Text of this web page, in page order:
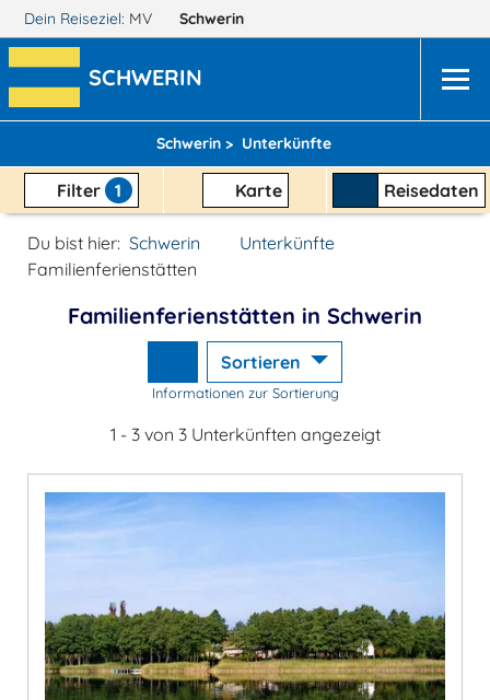
Dein Reiseziel: MV Schwerin
SCHWERIN
Schwerin > Unterkünfte
Filter 1 Karte Reisedaten
Du bist hier: Schwerin
Unterkünfte
Familienferienstätten
Familienferienstätten in Schwerin
Sortieren
Informationen zur Sortierung
1 - 3 von 3 Unterkünften angezeigt